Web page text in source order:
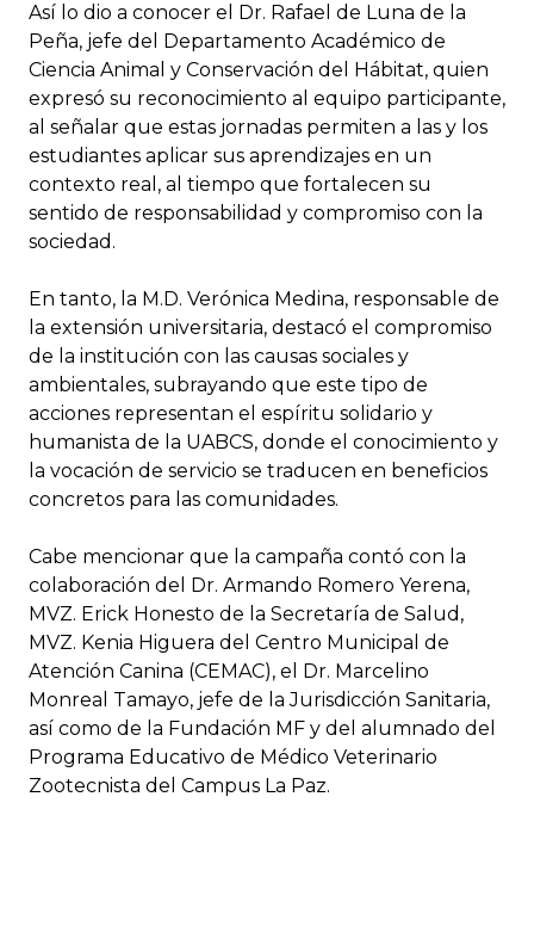
Así lo dio a conocer el Dr. Rafael de Luna de la
Peña, jefe del Departamento Académico de
Ciencia Animal y Conservación del Hábitat, quien
expresó su reconocimiento al equipo participante,
al señalar que estas jornadas permiten a las y los
estudiantes aplicar sus aprendizajes en un
contexto real, al tiempo que fortalecen su
sentido de responsabilidad y compromiso con la
sociedad.
En tanto, la M.D. Verónica Medina, responsable de
la extensión universitaria, destacó el compromiso
de la institución con las causas sociales y
ambientales, subrayando que este tipo de
acciones representan el espíritu solidario y
humanista de la UABCS, donde el conocimiento y
la vocación de servicio se traducen en beneficios
concretos para las comunidades.
Cabe mencionar que la campaña contó con la
colaboración del Dr. Armando Romero Yerena,
MVZ. Erick Honesto de la Secretaría de Salud,
MVZ. Kenia Higuera del Centro Municipal de
Atención Canina (CEMAC), el Dr. Marcelino
Monreal Tamayo, jefe de la Jurisdicción Sanitaria,
así como de la Fundación MF y del alumnado del
Programa Educativo de Médico Veterinario
Zootecnista del Campus La Paz.